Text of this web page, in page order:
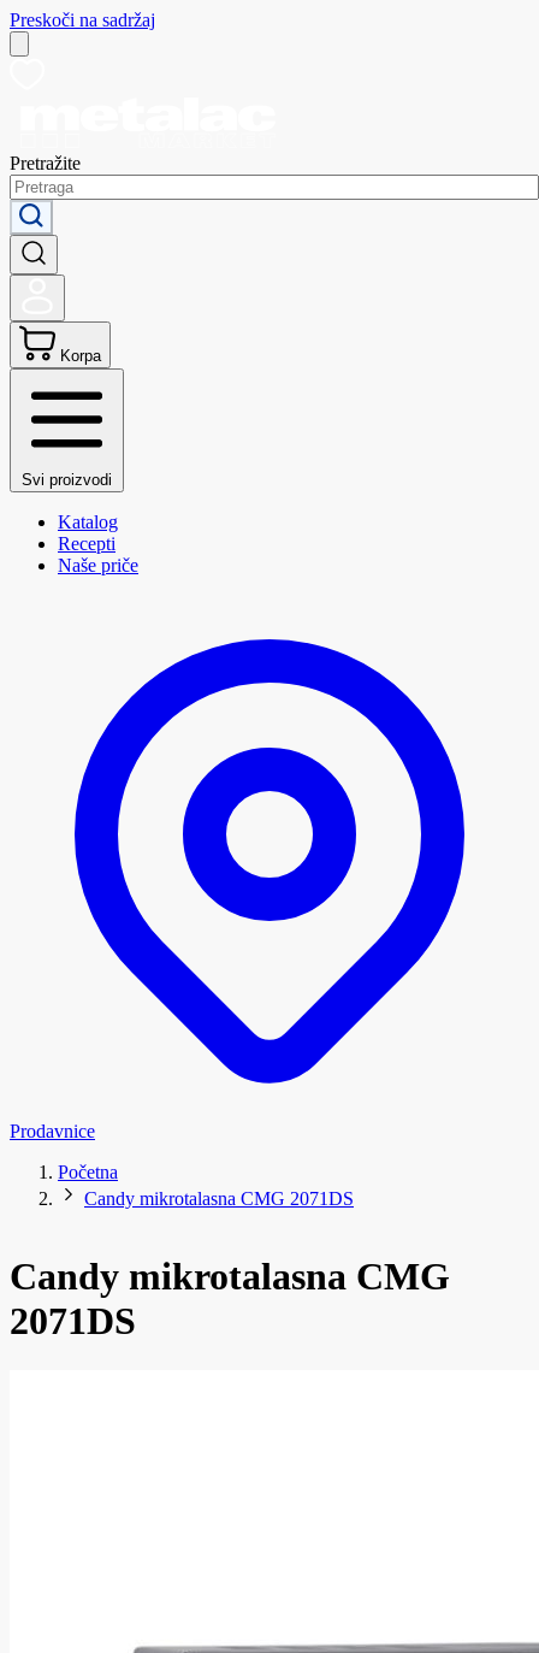
Preskoči na sadržaj
Pretražite
Korpa
Svi proizvodi
Katalog
Recepti
Naše priče
Prodavnice
Početna
Candy mikrotalasna CMG 2071DS
Candy mikrotalasna CMG
2071DS